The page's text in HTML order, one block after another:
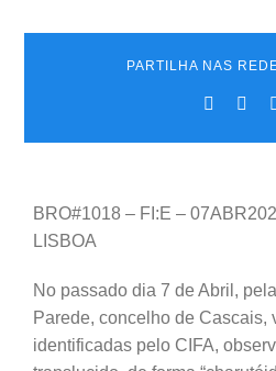
PARTILHA NAS
BRO#1018 – FI:E –
LISBOA
No passado dia 7 de Abril,
Parede, concelho de Cascais,
identificadas pelo CIFA,